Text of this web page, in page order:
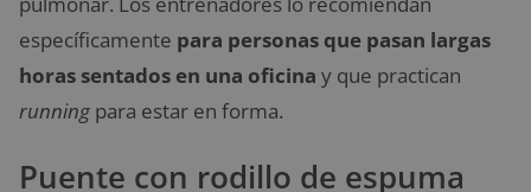
específicamente para personas que pasan largas
horas sentados en una oficina y que practican
running para estar en forma.
Puente con rodillo de espuma